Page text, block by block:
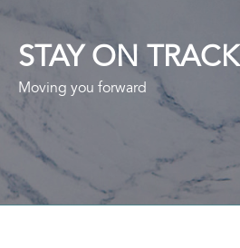
STAY ON TRACK
Moving you forward